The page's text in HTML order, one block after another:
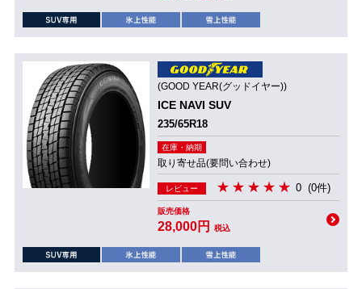
(GOOD YEAR(グッドイヤー))
ICE NAVI SUV
235/65R18
在庫・納期
取り寄せ品(要問い合わせ)
レビュー 0 (0件)
販売価格
28,000円 税込